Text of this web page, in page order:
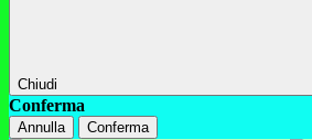
Chiudi
Conferma
Annulla Conferma